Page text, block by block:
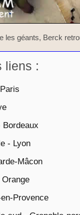
les géants, Berck
liens :
- Lyon
Mâcon
Provence